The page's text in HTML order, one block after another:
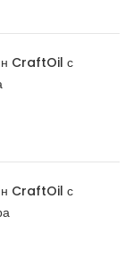
CraftOil с
CraftOil с